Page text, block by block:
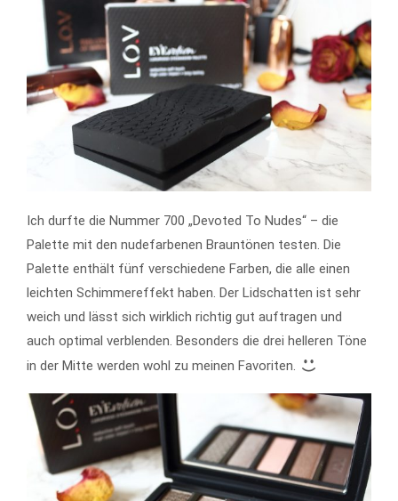
Ich durfte die Nummer 700 „Devoted To Nudes“ – die
Palette mit den nudefarbenen Brauntönen testen. Die
Palette enthält fünf verschiedene Farben, die alle einen
leichten Schimmereffekt haben. Der Lidschatten ist sehr
weich und lässt sich wirklich richtig gut auftragen und
auch optimal verblenden. Besonders die drei helleren Töne
in der Mitte werden wohl zu meinen Favoriten.